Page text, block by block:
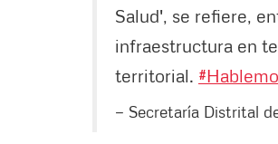
Salud', se refiere,
infraestructura en
territorial.
— Secretaría Distrital